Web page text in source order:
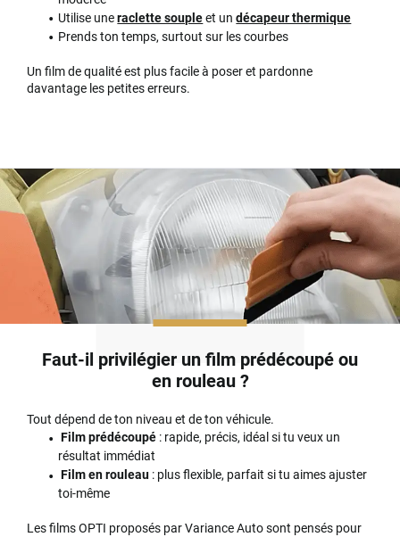
Utilise uneraclette soupleet undécapeur thermique
Prends ton temps, surtout sur les courbes
Un film de qualité est plus facile à poser et pardonne
davantage les petites erreurs.
Faut-il privilégier un film prédécoupé ou
en rouleau ?
Tout dépend de ton niveau et de ton véhicule.
Film prédécoupé : rapide, précis, idéal si tu veux un
résultat immédiat
Film en rouleau : plus flexible, parfait si tu aimes ajuster
toi-même
Les films OPTI proposés par Variance Auto sont pensés pour